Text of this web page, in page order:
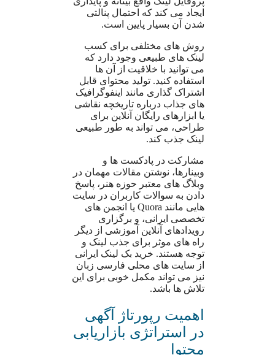
ایجاد می کند که احتمال پنالتی
شدن آن بسیار پایین است.
روش های مختلفی برای کسب
لینک های طبیعی وجود دارد که
می توانید با خلاقیت از آن ها
استفاده کنید. تولید محتوای قابل
اشتراک گذاری مانند اینفوگرافیک
های جذاب درباره تاریخچه نقاشی
یا ابزارهای رایگان آنلاین برای
طراحی، می تواند به طور طبیعی
لینک جذب کند.
مشارکت در پادکست ها و
وبینارها، نوشتن مقالات مهمان در
وبلاگ های معتبر حوزه هنر، پاسخ
دادن به سوالات کاربران در سایت
هایی مانند Quora یا انجمن های
تخصصی ایرانی، و برگزاری
رویدادهای آنلاین آموزشی از دیگر
راه های موثر برای جذب لینک و
توجه هستند. خرید بک لینک ایرانی
از سایت های محلی فارسی زبان
نیز می تواند مکمل خوبی برای این
تلاش ها باشد.
اهمیت رپورتاژ آگهی
در استراتژی بازاریابی
محتوا